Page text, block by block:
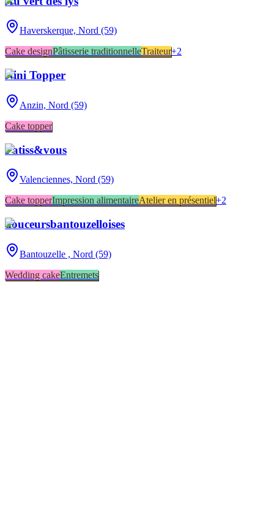
Haverskerque, Nord (59)
Cake designPâtisserie traditionnelleTraiteur+2
Nini Topper
Anzin, Nord (59)
Cake topper
Patiss&vous
Valenciennes, Nord (59)
Cake topperImpression alimentaireAtelier en présentiel+2
douceursbantouzelloises
Bantouzelle , Nord (59)
Wedding cakeEntremets